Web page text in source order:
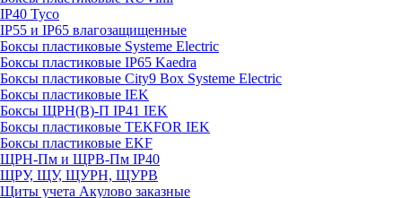
IP40 Тусо
IP55 и IP65 влагозащищенные
Боксы пластиковые Systeme Electric
Боксы пластиковые IP65 Kaedra
Боксы пластиковые City9 Box Systeme Electric
Боксы пластиковые IEK
Боксы ЩРН(В)-П IP41 IEK
Боксы пластиковые TEKFOR IEK
Боксы пластиковые EKF
ЩРН-Пм и ЩРВ-Пм IP40
ЩРУ, ЩУ, ЩУРН, ЩУРВ
Щиты учета Акулово заказные